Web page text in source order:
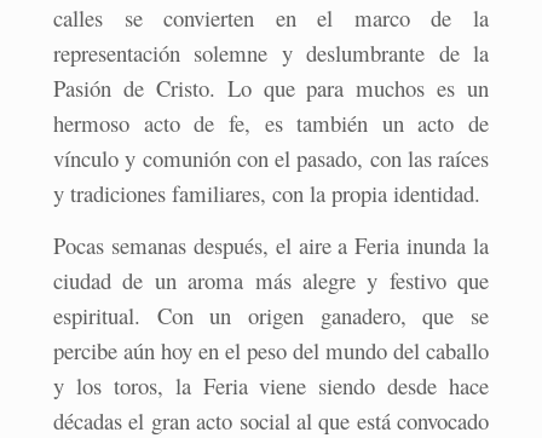
calles se convierten en el marco de la
representación solemne y deslumbrante de la
Pasión de Cristo. Lo que para muchos es un
hermoso acto de fe, es también un acto de
vínculo y comunión con el pasado, con las raíces
y tradiciones familiares, con la propia identidad.
Pocas semanas después, el aire a Feria inunda la
ciudad de un aroma más alegre y festivo que
espiritual. Con un origen ganadero, que se
percibe aún hoy en el peso del mundo del caballo
y los toros, la Feria viene siendo desde hace
décadas el gran acto social al que está convocado